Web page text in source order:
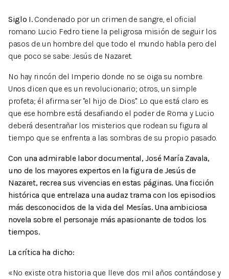
Siglo I. Condenado por un crimen de sangre, el oficial
romano Lucio Fedro tiene la peligrosa misión de seguir los
pasos de un hombre del que todo el mundo habla pero del
que poco se sabe: Jesús de Nazaret.
No hay rincón del Imperio donde no se oiga su nombre.
Unos dicen que es un revolucionario; otros, un simple
profeta; él afirma ser "el hijo de Dios". Lo que está claro es
que ese hombre está desafiando el poder de Roma y Lucio
deberá desentrañar los misterios que rodean su figura al
tiempo que se enfrenta a las sombras de su propio pasado.
Con una admirable labor documental, José María Zavala,
uno de los mayores expertos en la figura de Jesús de
Nazaret, recrea sus vivencias en estas páginas. Una ficción
histórica que entrelaza una audaz trama con los episodios
más desconocidos de la vida del Mesías. Una ambiciosa
novela sobre el personaje más apasionante de todos los
tiempos.
La crítica ha dicho:
«No existe otra historia que lleve dos mil años contándose y